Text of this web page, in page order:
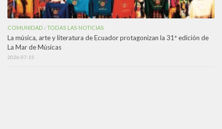
COMUNIDAD /TODAS LAS NOTICIAS
La música, arte y literatura de Ecuador protagonizan la 31ª edición de
La Mar de Músicas
2026-07-15